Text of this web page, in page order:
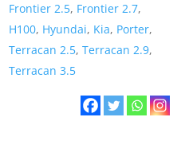
era:
$35.800.
es:
$31.500.
Frontier 2.5, Frontier 2.7,
H100, Hyundai, Kia, Porter,
Terracan 2.5,Terracan 2.9,
Terracan 3.5